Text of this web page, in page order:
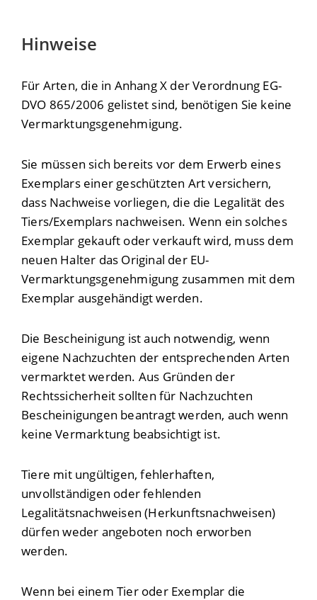
Hinweise
Für Arten, die in Anhang X der Verordnung EG-
DVO 865/2006 gelistet sind, benötigen Sie keine
Vermarktungsgenehmigung.
Sie müssen sich bereits vor dem Erwerb eines
Exemplars einer geschützten Art versichern,
dass Nachweise vorliegen, die die Legalität des
Tiers/Exemplars nachweisen. Wenn ein solches
Exemplar gekauft oder verkauft wird, muss dem
neuen Halter das Original der EU-
Vermarktungsgenehmigung zusammen mit dem
Exemplar ausgehändigt werden.
Die Bescheinigung ist auch notwendig, wenn
eigene Nachzuchten der entsprechenden Arten
vermarktet werden. Aus Gründen der
Rechtssicherheit sollten für Nachzuchten
Bescheinigungen beantragt werden, auch wenn
keine Vermarktung beabsichtigt ist.
Tiere mit ungültigen, fehlerhaften,
unvollständigen oder fehlenden
Legalitätsnachweisen (Herkunftsnachweisen)
dürfen weder angeboten noch erworben
werden.
Wenn bei einem Tier oder Exemplar die